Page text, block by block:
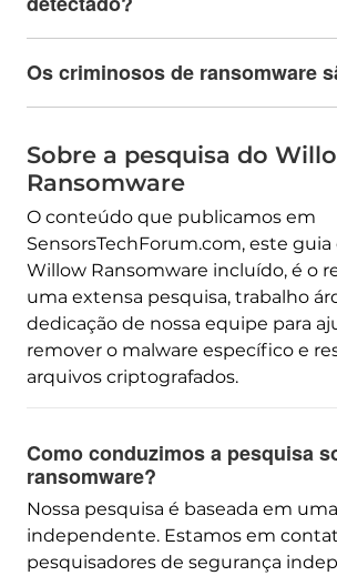
Os criminosos de ransomware
Sobre a pesquisa do
Ransomware
O conteúdo que publicamos em
SensorsTechForum.com, este
Willow Ransomware incluído, é o
uma extensa pesquisa, trabalho
dedicação de nossa equipe para
remover o malware específico e
arquivos criptografados.
Como conduzimos a pesquisa
ransomware?
Nossa pesquisa é baseada em
independente. Estamos em
pesquisadores de segurança